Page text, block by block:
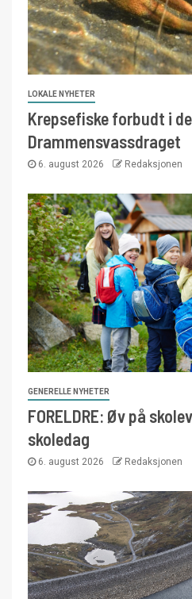
LOKALE NYHETER
Krepsefiske forbudt i
Drammensvassdraget
6. august 2026 Redaksjonen
GENERELLE NYHETER
FORELDRE: Øv på
skoledag
6. august 2026 Redaksjonen